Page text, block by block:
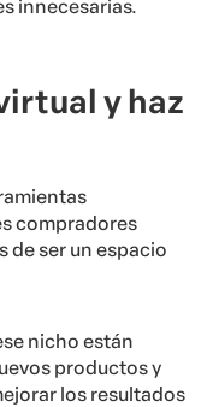
innecesarias.
y haz
compradores
de ser un espacio
nicho están
productos y
los resultados